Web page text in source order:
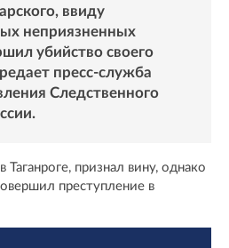
ввиду
неприязненных
убийство своего
пресс-служба
Следственного
признал вину, однако
преступление в